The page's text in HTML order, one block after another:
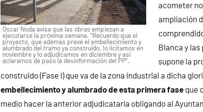
Óscar Noda avisa que las obras empiezan a
ejecutarse la próxima semana. “Recuerdo que el
proyecto, que además prevé el embellecimiento y
alumbrado del tramo ya construido, lo licitamos en
noviembre y lo adjudicamos en diciembre y así
aclaramos de paso la desinformación del PP”.
acometer
ampliación
Blanca y las
supone la
construido (Fase I) que va de la zona industrial a dicha
embellecimiento y alumbrado de esta primera faseque
medio hacer la anterior adjudicataria obligando al